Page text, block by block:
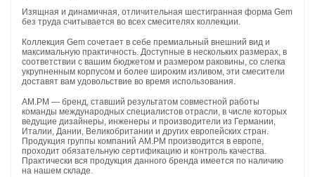
Изящная и динамичная, отличительная шестигранная форма Gem
без труда считывается во всех смесителях коллекции.
Коллекция Gem сочетает в себе премиальный внешний вид и
максимальную практичность. Доступные в нескольких размерах, в
соответствии с вашим бюджетом и размером раковины, со слегка
укрупненным корпусом и более широким изливом, эти смесители
доставят вам удовольствие во время использования.
AM.PM — бренд, ставший результатом совместной работы
команды международных специалистов отрасли, в числе которых
ведущие дизайнеры, инженеры и производители из Германии,
Италии, Дании, Великобритании и других европейских стран.
Продукция группы компаний AM.PM производится в европе,
проходит обязательную сертификацию и контроль качества.
Практически вся продукция данного бренда имеется по наличию
на нашем складе.